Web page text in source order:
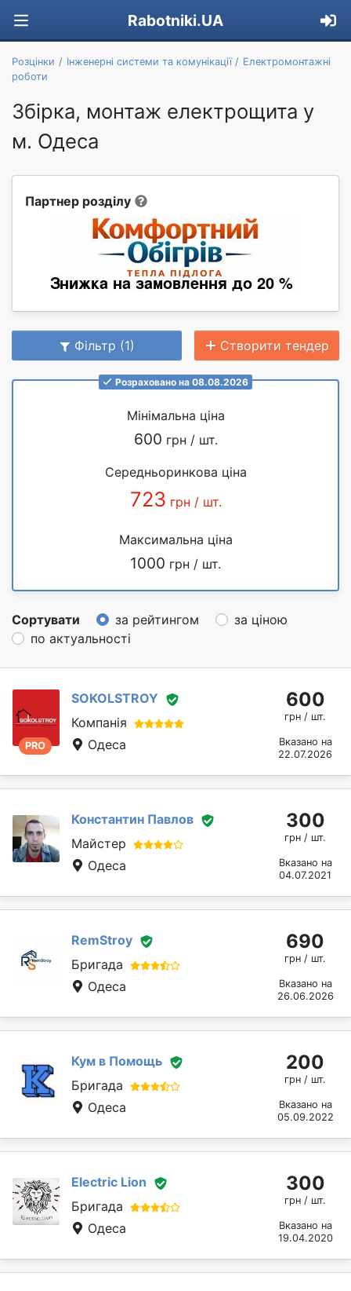
Rabotniki.UA
Розцінки Інженерні системи та комунікації
Електромонтажні
роботи
Збірка, монтаж електрощита у
м. Одеса
Партнер розділу
Фільтр (1) Створити тендер
Розраховано на 08.08.2026
Мінімальна ціна
600 грн / шт.
Середньоринкова ціна
723 грн / шт.
Максимальна ціна
1000 грн / шт.
Сортувати за рейтингом
за ціною
по актуальності
PRO
SOKOLSTROY
Компанія
Одеса
600
грн / шт.
Вказано на
22.07.2026
Константин Павлов
Майстер
Одеса
300
грн / шт.
Вказано на
04.07.2021
RemStroy
Бригада
Одеса
690
грн / шт.
Вказано на
26.06.2026
Кум в Помощь
Бригада
Одеса
200
грн / шт.
Вказано на
05.09.2022
Electric Lion
Бригада
Одеса
300
грн / шт.
Вказано на
19.04.2020